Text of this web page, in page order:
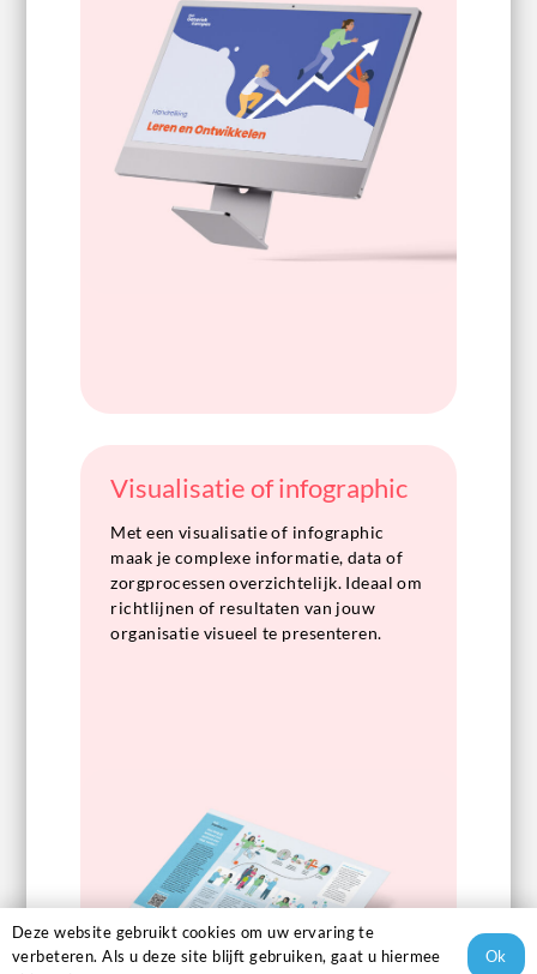
Visualisatie of infographic
Met een visualisatie of infographic
maak je complexe informatie, data of
zorgprocessen overzichtelijk. Ideaal om
richtlijnen of resultaten van jouw
organisatie visueel te presenteren.
Deze website gebruikt cookies om uw ervaring te
verbeteren. Als u deze site blijft gebruiken, gaat u hiermee
Ok